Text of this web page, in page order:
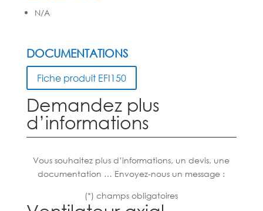
N/A
DOCUMENTATIONS
Fiche produit EFI150
Demandez plus
d’informations
Vous souhaitez plus d’informations, un devis, une
documentation … Envoyez-nous un message :
(*) champs obligatoires